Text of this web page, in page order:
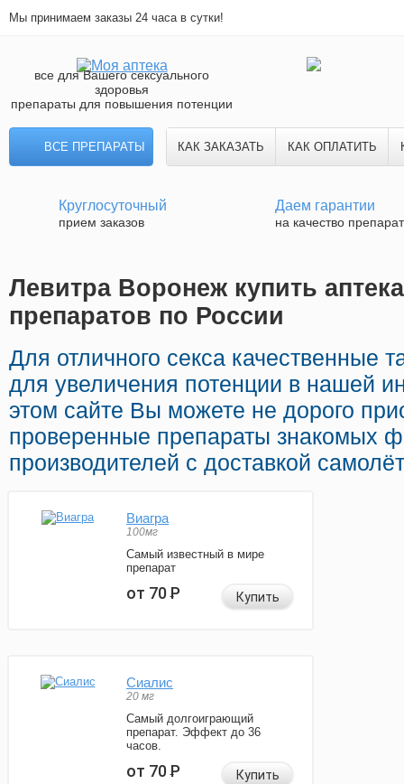
Мы принимаем заказы 24 часа в сутки!
все для Вашего сексуального
здоровья
препараты для повышения потенции
ВСЕ ПРЕПАРАТЫ КАК ЗАКАЗАТЬ КАК ОПЛАТИТЬ
Круглосуточный
прием заказов
Даем гарантии
на качество
Левитра Воронеж купить
препаратов по России
Для отличного секса качественные
для увеличения потенции в нашей
этом сайте Вы можете не дорого
проверенные препараты знакомых
производителей с доставкой
Виагра
100мг
Самый известный в мире
препарат
от 70Р Купить
Сиалис
20 мг
Самый долгоиграющий
препарат. Эффект до 36
часов.
от 70Р Купить